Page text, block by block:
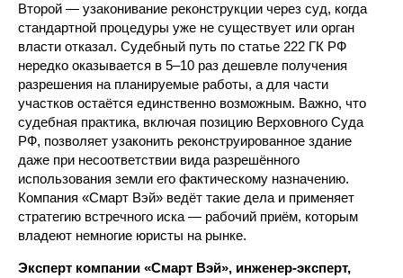
Второй — узаконивание реконструкции через суд, когда
стандартной процедуры уже не существует или орган
власти отказал. Судебный путь по статье 222 ГК РФ
нередко оказывается в 5–10 раз дешевле получения
разрешения на планируемые работы, а для части
участков остаётся единственно возможным. Важно, что
судебная практика, включая позицию Верховного Суда
РФ, позволяет узаконить реконструированное здание
даже при несоответствии вида разрешённого
использования земли его фактическому назначению.
Компания «Смарт Вэй» ведёт такие дела и применяет
стратегию встречного иска — рабочий приём, которым
владеют немногие юристы на рынке.
Эксперт компании «Смарт Вэй», инженер-эксперт,